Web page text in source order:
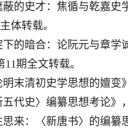
蔽的史才：焦循与乾嘉史
体转载。
下的暗合：论阮元与章学
11期全文转载。
末清初史学思想的嬗变
代史〉编纂思想考论》
来：〈新唐书〉的编纂